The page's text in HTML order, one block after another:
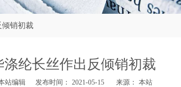
倾销初裁
纶长丝作出反倾销初裁
编辑 发布时间： 2021-05-15 来源： 本站